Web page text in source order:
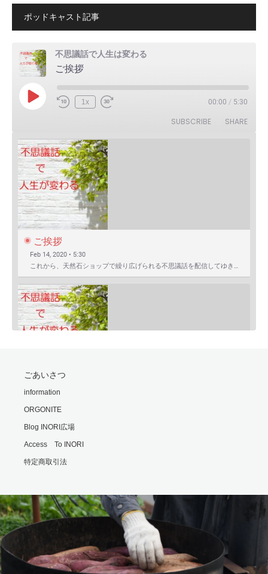
ポッドキャスト記事
不思議話で人生は変わる
ご挨拶
Play
Episode
1x 00:00 / 5:30
SUBSCRIBE SHARE
RSS FEED
SHARE
EMBED
ご挨拶
Feb 14, 2020 • 5:30
これから、天然石ショップで繰り広げられる不思議話を配信してゆきます。 まずは自己紹介を含めたご挨拶か…
モリオンは明智小五郎
Feb 25, 2020 • 6:00
ごあいさつ
information
ORGONITE
Blog INORI広場
Access To INORI
特定商取引法